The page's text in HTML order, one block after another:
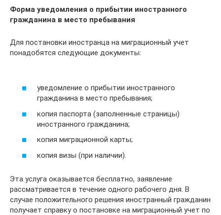
Форма уведомления о прибытии иностранного
гражданина в место пребывания
Для постановки иностранца на миграционный учет
понадобятся следующие документы:
уведомление о прибытии иностранного
гражданина в место пребывания;
копия паспорта (заполненные страницы)
иностранного гражданина;
копия миграционной карты;
копия визы (при наличии).
Эта услуга оказывается бесплатно, заявление
рассматривается в течение одного рабочего дня. В
случае положительного решения иностранный гражданин
получает справку о постановке на миграционный учет по